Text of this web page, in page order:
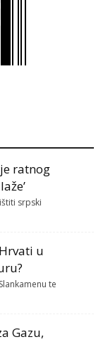
ratnog
srpski
u
te
Gazu,